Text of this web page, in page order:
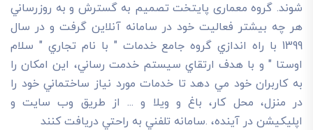
شوند. گروه معماری پایتخت تصميم به گسترش و به روزرساني
هر چه بيشتر فعاليت خود در سامانه آنلاين گرفت و در سال
1399 با راه اندازي گروه جامع خدمات " با نام تجاري " سلام
اوستا " و با هدف ارتقاي سيستم خدمت رساني، اين امکان را
به کاربران خود مي دهد تا خدمات مورد نياز ساختماني خود را
در منزل، محل کار، باغ و ويلا و ... از طريق وب سايت و
اپليکيشن در آينده، .سامانه تلفني به راحتي دريافت کنند